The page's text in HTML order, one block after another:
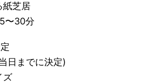
芝居
〜30分
日までに決定)
ズ